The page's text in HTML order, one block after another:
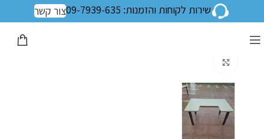
שירות לקוחות והזמנות: 09-7939-635 צור קשר